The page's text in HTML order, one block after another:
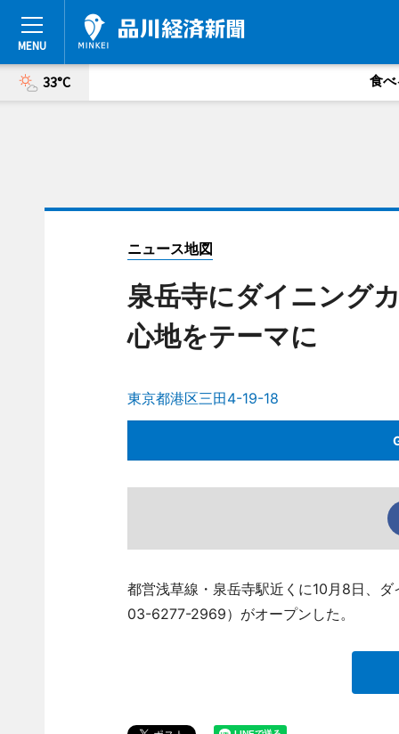
33°C 食べ
ニュース地図
泉岳寺にダイニング
心地をテーマに
東京都港区三田4-19-18
都営浅草線・泉岳寺駅近くに10月8日、
03-6277-2969）がオープンした。